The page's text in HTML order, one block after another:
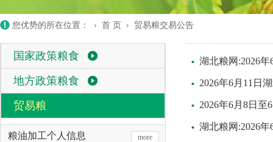
您优势的所在位置： › 首 页 › 贸易粮交易公告
国家政策粮食
地方政策粮食
贸易粮
粮油加工个人信息 more
湖北粮网:2026
2026年6月11日
2026年6月8日
湖北粮网:2026